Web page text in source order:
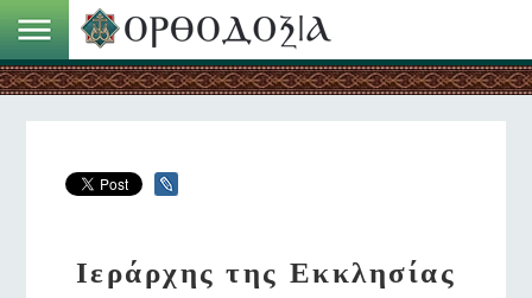
Ιεράρχης της Εκκλησίας